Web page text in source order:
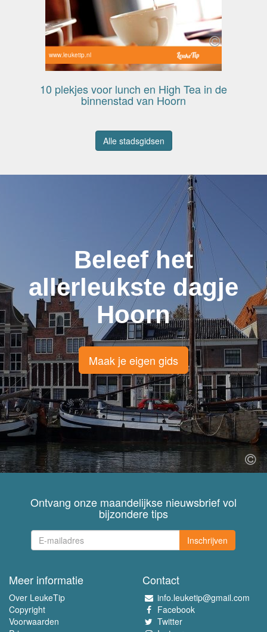
www.leuketip.nl
10 plekjes voor lunch en High Tea in de
binnenstad van Hoorn
Alle stadsgidsen
Beleef het
allerleukste dagje
Hoorn
Maak je eigen gids
Ontvang onze maandelijkse nieuwsbrief vol
bijzondere tips
Inschrijven
Meer informatie
Over LeukeTip
Copyright
Voorwaarden
Contact
info.leuketip@gmail.com
Facebook
Twitter